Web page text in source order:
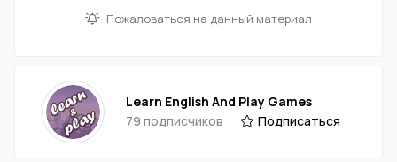
Пожаловаться на данный материал
Learn English And Play Games
79 подписчиков
Подписаться